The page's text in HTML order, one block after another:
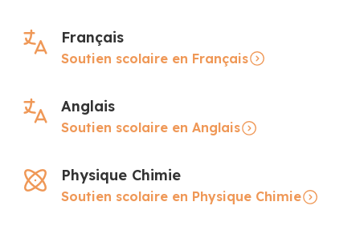
Français
Soutien scolaire en Français
Anglais
Soutien scolaire en Anglais
Physique Chimie
Soutien scolaire en Physique Chimie